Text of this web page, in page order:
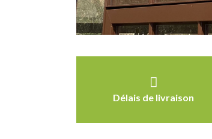
Délais de livraison